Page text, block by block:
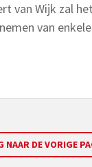
van Wijk zal
van
NAAR DE VORIGE